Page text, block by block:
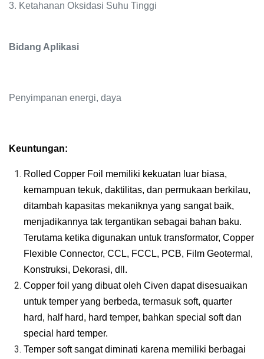
3. Ketahanan Oksidasi Suhu Tinggi
Bidang Aplikasi
Penyimpanan energi, daya
Keuntungan:
Rolled Copper Foil memiliki kekuatan luar biasa,
kemampuan tekuk, daktilitas, dan permukaan berkilau,
ditambah kapasitas mekaniknya yang sangat baik,
menjadikannya tak tergantikan sebagai bahan baku.
Terutama ketika digunakan untuk transformator, Copper
Flexible Connector, CCL, FCCL, PCB, Film Geotermal,
Konstruksi, Dekorasi, dll.
Copper foil yang dibuat oleh Civen dapat disesuaikan
untuk temper yang berbeda, termasuk soft, quarter
hard, half hard, hard temper, bahkan special soft dan
special hard temper.
Temper soft sangat diminati karena memiliki berbagai